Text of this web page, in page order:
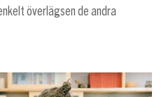
överlägsen de andra